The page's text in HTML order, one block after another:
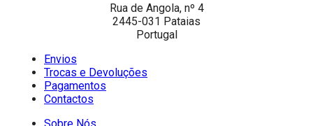
Rua de Angola, nº 4
2445-031 Pataias
Portugal
Envios
Trocas e Devoluções
Pagamentos
Contactos